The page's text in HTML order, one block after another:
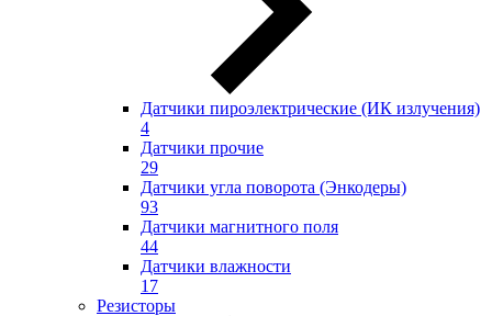
Датчики пироэлектрические (ИК излучения)
4
Датчики прочие
29
Датчики угла поворота (Энкодеры)
93
Датчики магнитного поля
44
Датчики влажности
17
Резисторы